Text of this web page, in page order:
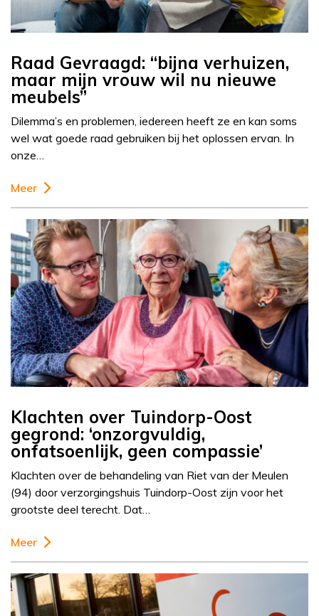
Raad Gevraagd: “bijna verhuizen,
maar mijn vrouw wil nu nieuwe
meubels”
Dilemma’s en problemen, iedereen heeft ze en kan soms
wel wat goede raad gebruiken bij het oplossen ervan. In
onze…
Meer
Klachten over Tuindorp-Oost
gegrond: ‘onzorgvuldig,
onfatsoenlijk, geen compassie’
Klachten over de behandeling van Riet van der Meulen
(94) door verzorgingshuis Tuindorp-Oost zijn voor het
grootste deel terecht. Dat…
Meer